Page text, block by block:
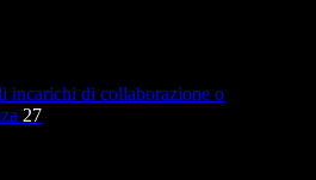
incarichi di collaborazione o
27